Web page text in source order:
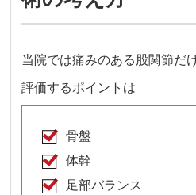
当院では痛みのある股関節だ
評価するポイントは
骨盤
体幹
足部バランス